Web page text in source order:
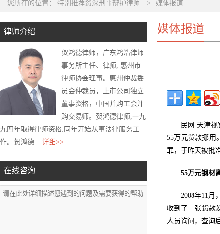
您所在的位置： 特别推荐资深刑事辩护律师 > 媒体报道
律师介绍
贺鸿德律师，广东鸿浩律师
事务所主任、律师, 惠州市
律师协会理事。惠州仲裁委
员会仲裁员，上市公司独立
董事资格，中国并购工会并
购交易师。贺鸿德律师,一九
九四年取得律师资格,同年开始从事法律服务工
作。贺鸿德... 详细>>
在线咨询
媒体报道
民网·天津
55万元货款挪用
罪，于昨天被批
55万元钢材
2008年11月
收到了一张货款
人员询问，查询